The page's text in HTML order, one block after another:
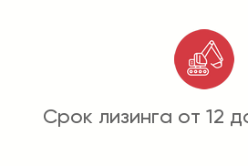
Срок лизинга от 12